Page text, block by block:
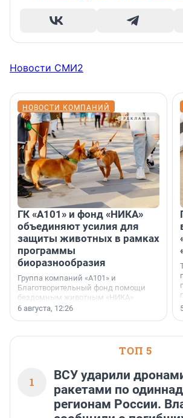
Новости СМИ2
НОВОСТИ КОМПАНИЙ
ГК «А101» и фонд «НИКА»
объединяют усилия для
защиты животных в рамках
программы
биоразнообразия
Группа компаний «А101» и
Благотворительный фонд помощи
бездомным животным «НИКА»
заключили соглашение о
6 августа, 12:26
ТОП 5
1
ВСУ ударили
ракетами по
регионам России.